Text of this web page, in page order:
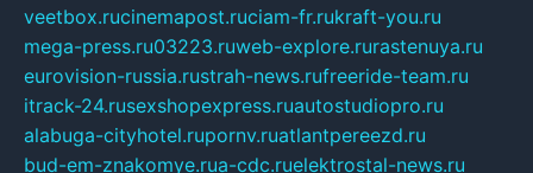
veetbox.rucinemapost.ruciam-fr.rukraft-you.ru
mega-press.ru03223.ruweb-explore.rurastenuya.ru
eurovision-russia.rustrah-news.rufreeride-team.ru
itrack-24.rusexshopexpress.ruautostudiopro.ru
alabuga-cityhotel.rupornv.ruatlantpereezd.ru
bud-em-znakomye.rua-cdc.ruelektrostal-news.ru